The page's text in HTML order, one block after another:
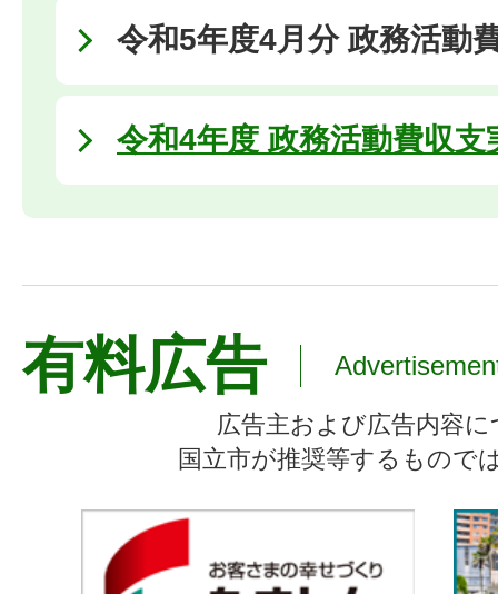
令和5年度4月分 政務活動
令和4年度 政務活動費収支
有料広告
広告主および広告内容
国立市が推奨等するもので